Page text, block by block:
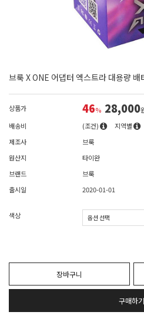
브룩 X ONE 어댑터 엑스트라 대용량
상품가 46% 28,000
배송비
(조건)
지역별
제조사
브룩
원산지
타이완
브랜드
브룩
출시일
2020-01-01
색상
장바구니
구매하기